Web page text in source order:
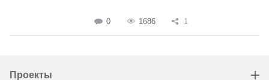
0 1686 1
Проекты